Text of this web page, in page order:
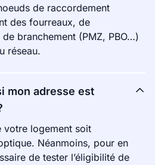
de raccordement
des fourreaux, de
branchement (PMZ, PBO…)
réseau.
mon adresse est
votre logement soit
Néanmoins, pour en
de tester l’éligibilité de